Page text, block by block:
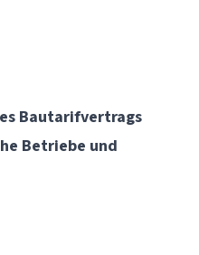
Bautarifvertrags
Betriebe und